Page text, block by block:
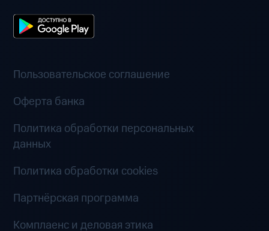
Пользовательское соглашение
Оферта банка
Политика обработки персональных
данных
Политика обработки cookies
Партнёрская программа
Комплаенс и деловая этика